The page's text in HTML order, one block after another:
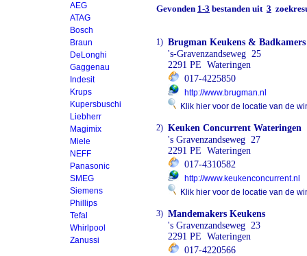
AEG
ATAG
Bosch
Braun
DeLonghi
Gaggenau
Indesit
Krups
Kupersbuschi
Liebherr
Magimix
Miele
NEFF
Panasonic
SMEG
Siemens
Phillips
Tefal
Whirlpool
Zanussi
Gevonden 1-3 bestanden uit 3
1) Brugman Keukens & Badkamers
's-Gravenzandseweg 25
2291 PE Wateringen
017-4225850
http://www.brugman.nl
Klik hier voor de locatie van de
2) Keuken Concurrent Wateringen
's Gravenzandseweg 27
2291 PE Wateringen
017-4310582
http://www.keukenconcurrent.nl
Klik hier voor de locatie van de
3) Mandemakers Keukens
's Gravenzandseweg 23
2291 PE Wateringen
017-4220566